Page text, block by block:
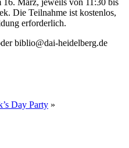
Die Teilnahme ist kostenlos,
erforderlich.
biblio@dai-heidelberg.de
Day Party »